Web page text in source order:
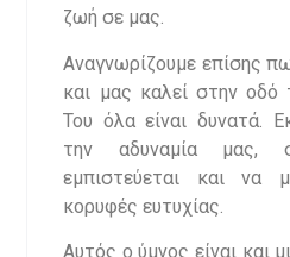
ζωή σε μας.
Αναγνωρίζουμε επίσης
και μας καλεί στην οδό
Του όλα είναι δυνατά.
την αδυναμία μας,
εμπιστεύεται και να
κορυφές ευτυχίας.
Αυτός ο ύμνος είναι και